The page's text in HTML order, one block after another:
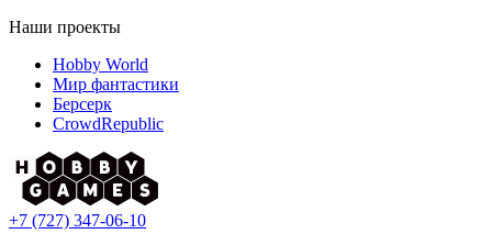
Наши проекты
Hobby World
Мир фантастики
Берсерк
CrowdRepublic
+7 (727) 347-06-10